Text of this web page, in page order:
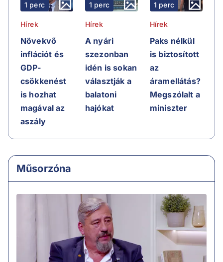
1 perc
Hírek
Növekvő
inflációt és
GDP-
csökkenést
is hozhat
magával az
aszály
1 perc
Hírek
A nyári
szezonban
idén is sokan
választják a
balatoni
hajókat
1 perc
Hírek
Paks nélkül
is biztosított
az
áramellátás?
Megszólalt a
miniszter
Műsorzóna